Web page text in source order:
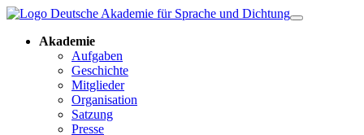
Akademie
Aufgaben
Geschichte
Mitglieder
Organisation
Satzung
Presse